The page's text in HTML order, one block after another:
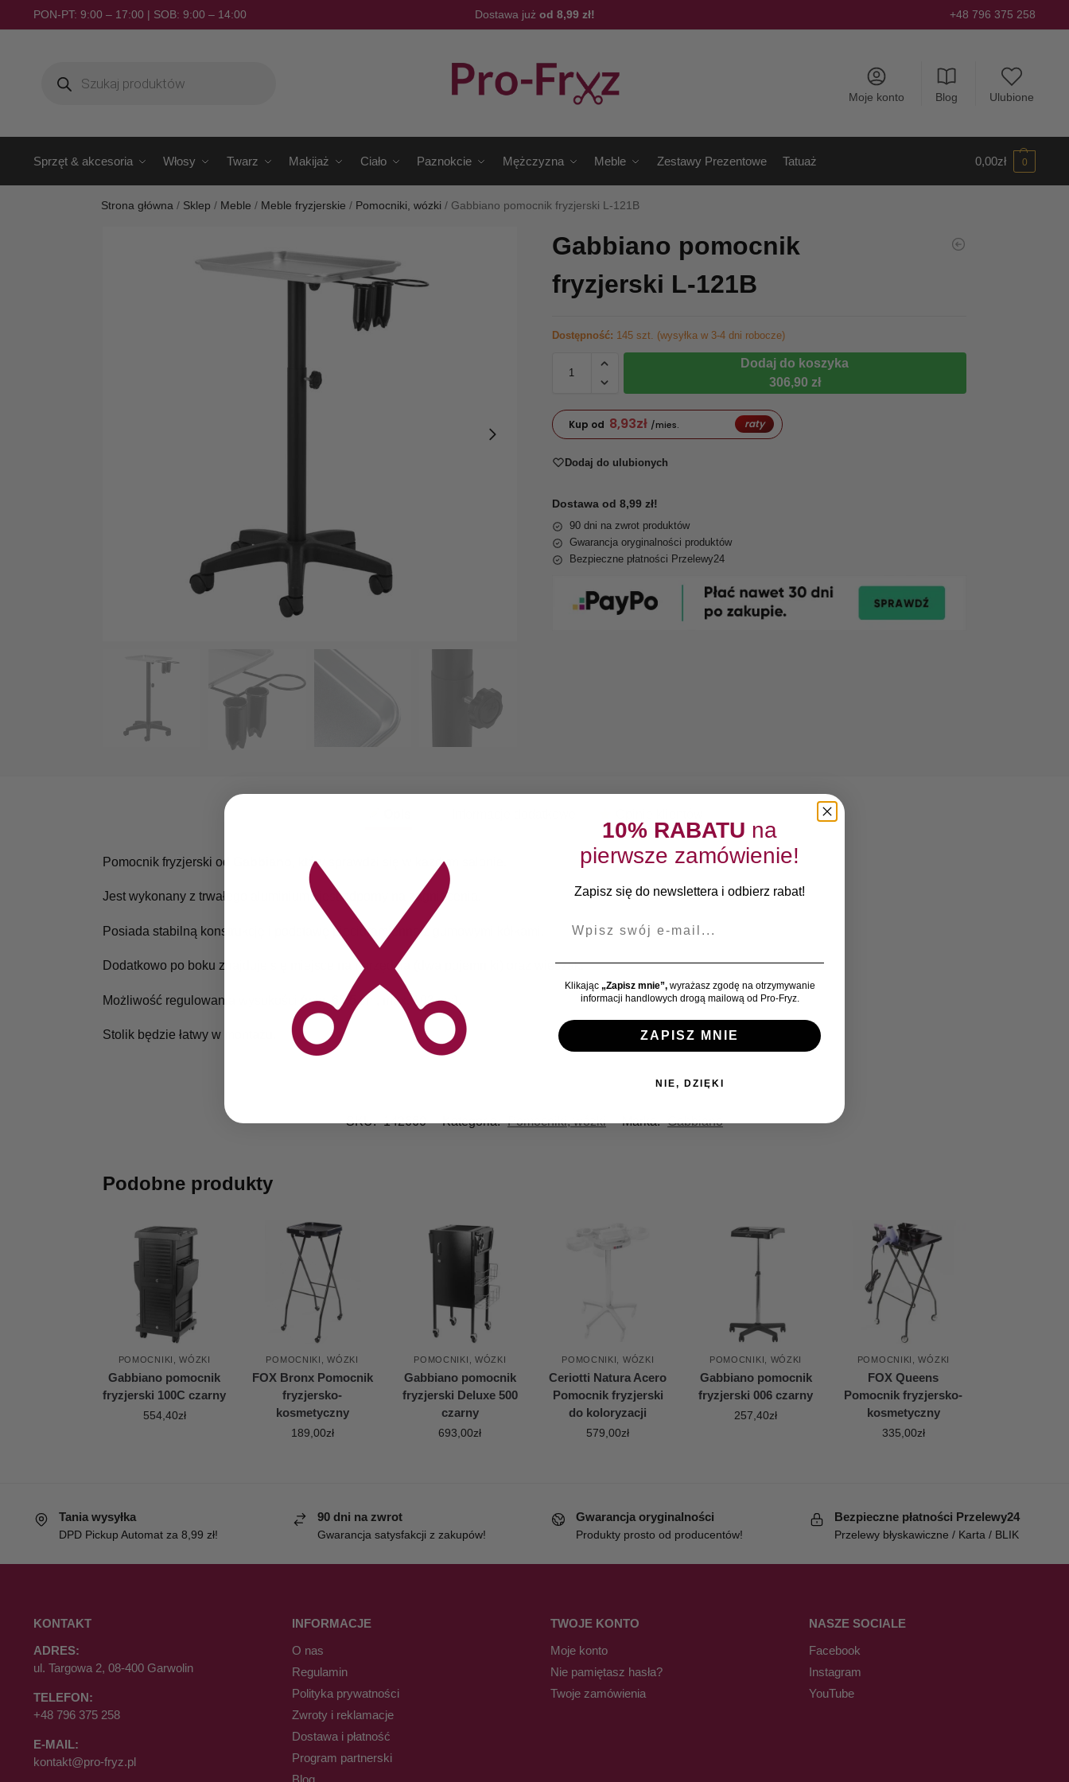
PON-PT: 9:00 – 17:00 | SOB: 9:00 – 14:00 Dostawa już od 8,99 zł! +48 796 375 258
Moje konto Blog Ulubione
Sprzęt & akcesoria Włosy Twarz Makijaż Ciało Paznokcie Mężczyzna Meble Zestawy Prezentowe Tatuaż 0,00zł 0
Strona główna / Sklep / Meble / Meble fryzjerskie / Pomocniki, wózki / Gabbiano pomocnik fryzjerski L-121B
Gabbiano pomocnik
fryzjerski L-121B
Dostępność: 145 szt. (wysyłka w 3-4 dni robocze)
Dodaj do koszyka
306,90 zł
Kup od 8,93zł /mies. raty
Dodaj do ulubionych
Dostawa od 8,99 zł!
90 dni na zwrot produktów
Gwarancja oryginalności produktów
Bezpieczne płatności Przelewy24
Pomocnik fryzjerski od , który sprawdzi się w każdym salonie.
Jest wykonany z trwałego aluminium i jest odporny na zagniecenia.
Posiada stabilną konstrukcję i podstawę pięcioramienną z gumowymi kółkami.
Dodatkowo po boku znajduje się miejsce na narzędzia (dwa pojemniki) oraz wieszak.
Możliwość regulowania wysokości (min. 65,5 cm, max. 103 cm).
Stolik będzie łatwy w montażu.
SKU: 142660 Kategoria: Pomocniki, wózki Marka: Gabbiano
Podobne produkty
POMOCNIKI, WÓZKI
Gabbiano pomocnik
fryzjerski 100C czarny
554,40zł
POMOCNIKI, WÓZKI
FOX Bronx Pomocnik
fryzjersko-
kosmetyczny
189,00zł
POMOCNIKI, WÓZKI
Gabbiano pomocnik
fryzjerski Deluxe 500
czarny
693,00zł
POMOCNIKI, WÓZKI
Ceriotti Natura Acero
Pomocnik fryzjerski
do koloryzacji
579,00zł
POMOCNIKI, WÓZKI
Gabbiano pomocnik
fryzjerski 006 czarny
257,40zł
POMOCNIKI, WÓZKI
FOX Queens
Pomocnik fryzjersko-
kosmetyczny
335,00zł
Tania wysyłka
DPD Pickup Automat za 8,99 zł!
90 dni na zwrot
Gwarancja satysfakcji z zakupów!
Gwarancja oryginalności
Produkty prosto od producentów!
Bezpieczne płatności Przelewy24
Przelewy błyskawiczne / Karta / BLIK
KONTAKT
ADRES:
ul. Targowa 2, 08-400 Garwolin
TELEFON:
+48 796 375 258
E-MAIL:
kontakt@pro-fryz.pl
INFORMACJE
O nas
Regulamin
Polityka prywatności
Zwroty i reklamacje
Dostawa i płatność
Program partnerski
TWOJE KONTO
Moje konto
Nie pamiętasz hasła?
Twoje zamówienia
NASZE SOCIALE
Facebook
Instagram
YouTube
10% RABATU na
pierwsze zamówienie!
Zapisz się do newslettera i odbierz rabat!
Klikając „Zapisz mnie”,wyrażasz zgodę na otrzymywanie
informacji handlowych drogą mailową od Pro-Fryz.
ZAPISZ MNIE
NIE, DZIĘKI